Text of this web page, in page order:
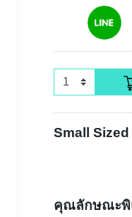
Small
คุณลักษณะพิ